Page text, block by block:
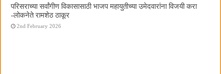
परिसराच्या सर्वांगीण विकासासाठी भाजप महायुतीच्या उमेदवारांना विजयी करा
-लोकनेते रामशेठ ठाकूर
2nd February 2026